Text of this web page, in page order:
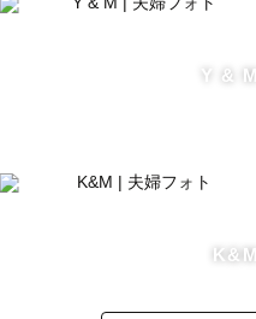
Y & M
K&M